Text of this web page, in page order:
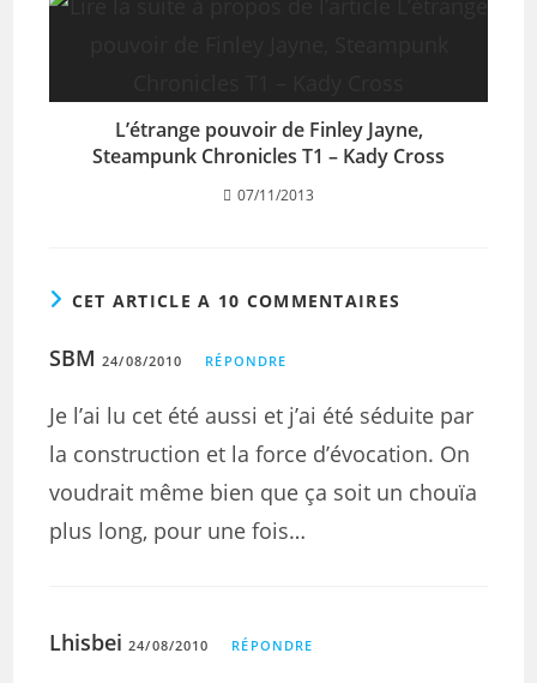
L’étrange pouvoir de Finley Jayne,
Steampunk Chronicles T1 – Kady Cross
07/11/2013
CET ARTICLE A 10 COMMENTAIRES
SBM 24/08/2010 RÉPONDRE
Je l’ai lu cet été aussi et j’ai été séduite par
la construction et la force d’évocation. On
voudrait même bien que ça soit un chouïa
plus long, pour une fois…
Lhisbei 24/08/2010 RÉPONDRE